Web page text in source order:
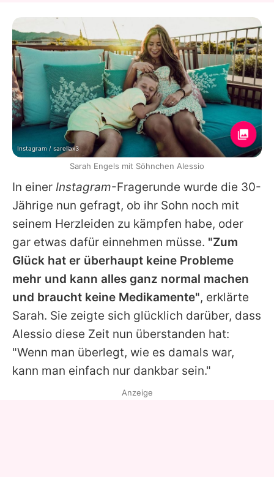
In einer Instagram-Fragerunde wurde die 30-
Jährige nun gefragt, ob ihr Sohn noch mit
seinem Herzleiden zu kämpfen habe, oder
gar etwas dafür einnehmen müsse. "Zum
Glück hat er überhaupt keine Probleme
mehr und kann alles ganz normal machen
und braucht keine Medikamente", erklärte
Sarah. Sie zeigte sich glücklich darüber, dass
Alessio diese Zeit nun überstanden hat:
"Wenn man überlegt, wie es damals war,
kann man einfach nur dankbar sein."
Instagram / sarellax3
Sarah Engels mit Söhnchen Alessio
Anzeige